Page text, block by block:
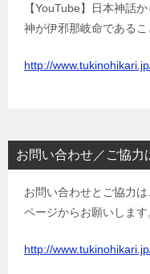
【YouTube】日本神話
神が伊邪那岐命であるこ
http://
お問い合わせ／ご協力
お問い合わせとご協力
ページからお願いします
http://